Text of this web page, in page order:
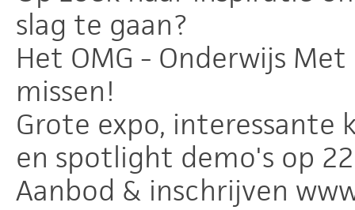
slag te gaan?
Het OMG - Onderwijs
missen!
Grote expo, interessante
en spotlight demo's op
Aanbod & inschrijven